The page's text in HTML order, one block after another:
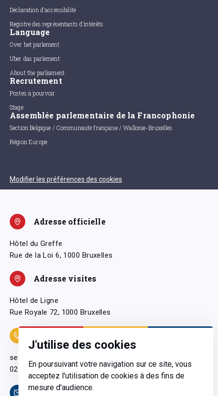
J'utilise des cookies
En poursuivant votre navigation sur ce site, vous
acceptez l'utilisation de cookies à des fins de
mesure d'audience.
Déclaration d'accessibilité
Registre des représentants d'intérêts
Language
Over het parlement
Uber das parlement
About the parliament
Recrutement
Postes à pourvoir
Stage
Assemblée parlementaire de la Francophonie
Section Belgique / Communauté française / Wallonie-Bruxelles
Région Europe
Modifier les préférences des cookies
Adresse officielle
Hôtel du Greffe
Rue de la Loi 6, 1000 Bruxelles
Adresse visites
Hôtel de Ligne
Rue Royale 72, 1000 Bruxelles
secretariatgeneral@pfwb.be
02 506 38 11
Contact